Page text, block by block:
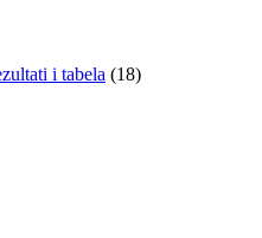
i tabela (18)